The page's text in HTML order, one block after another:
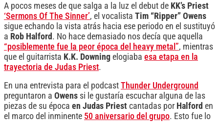
A pocos meses de que salga a la luz el debut de KK’s Priest
‘Sermons Of The Sinner’, el vocalista Tim “Ripper” Owens
sigue echando la vista atrás hacia ese periodo en el sustituyó
a Rob Halford . No hace demasiado nos decía que aquella
“posiblemente fue la peor época del heavy metal”, mientras
que el guitarrista K.K. Downing elogiaba esa etapa en la
trayectoria de Judas Priest.
En una entrevista para el podcast Thunder Underground
preguntaron a Owens si le gustaría escuchar alguna de las
piezas de su época en Judas Priest cantadas por Halford en
el marco del inminente 50 aniversario del grupo. Esto fue lo